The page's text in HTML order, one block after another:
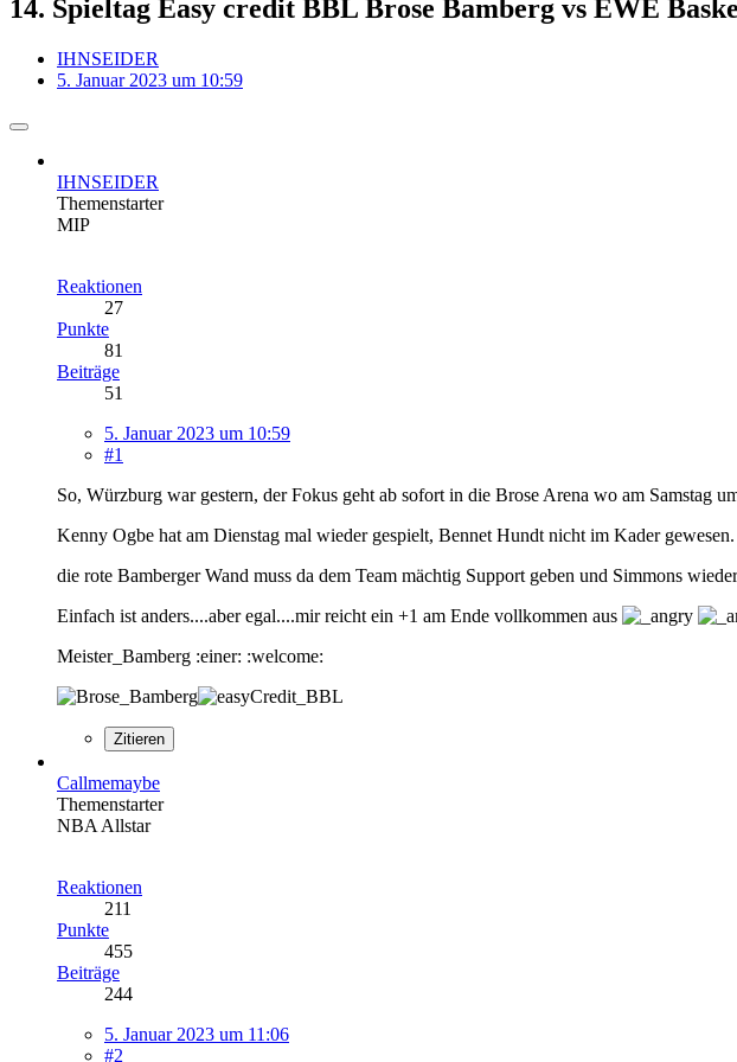
14. Spieltag Easy credit BBL Brose Bamberg vs EWE
IHNSEIDER
5. Januar 2023 um 10:59
IHNSEIDER
Themenstarter
MIP
Reaktionen
27
Punkte
81
Beiträge
51
5. Januar 2023 um 10:59
#1
So, Würzburg war gestern, der Fokus geht ab sofort in die Brose Arena wo am Samstag
Kenny Ogbe hat am Dienstag mal wieder gespielt, Bennet Hundt nicht im Kader
die rote Bamberger Wand muss da dem Team mächtig Support geben und Simmons
Einfach ist anders....aber egal....mir reicht ein +1 am Ende vollkommen aus
Meister_Bamberg :einer: :welcome:
Zitieren
Callmemaybe
Themenstarter
NBA Allstar
Reaktionen
211
Punkte
455
Beiträge
244
5. Januar 2023 um 11:06
#2